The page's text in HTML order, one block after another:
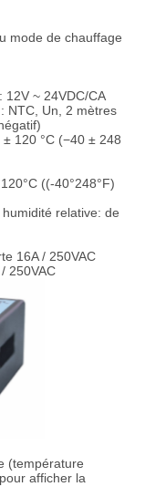
mode de chauffage
12V ~ 24VDC/CA
NTC, Un, 2 mètres
120 °C (−40 ± 248
((-40°248°F)
relative: de
16A / 250VAC
250VAC
(température
afficher la